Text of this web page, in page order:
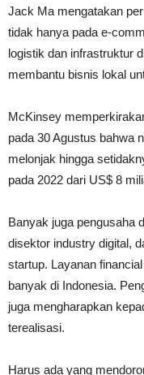
Jack Ma mengatakan
tidak hanya pada e-
logistik dan infrastruktur
membantu bisnis lokal
McKinsey
pada 30 Agustus bahwa
melonjak hingga
pada 2022 dari US$ 8
Banyak juga pengusaha
disektor industry digital,
startup. Layanan
banyak di Indonesia.
juga mengharapkan
terealisasi.
Harus ada yang